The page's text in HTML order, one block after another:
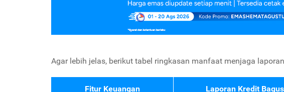
Agar lebih jelas, berikut tabel ringkasan manfaat menjaga
Fitur Keuangan Laporan Kredit Bagus